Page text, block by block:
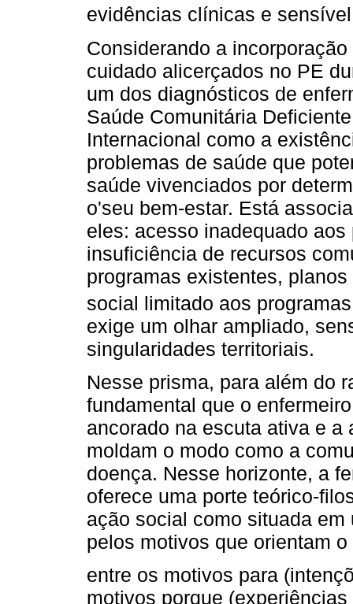
evidências clínicas e
Considerando a
cuidado alicerçados no PE
um dos diagnósticos de
Saúde Comunitária
Internacional como a
problemas de saúde que
saúde vivenciados por
o'seu bem-estar. Está
eles: acesso inadequado
insuficiência de recursos
programas existentes,
social limitado aos
exige um olhar ampliado,
singularidades territoriais.
Nesse prisma, para além do
fundamental que o
ancorado na escuta ativa e
moldam o modo como a
doença. Nesse horizonte, a
oferece uma porte teórico-
ação social como situada
pelos motivos que orientam
entre os motivos para
motivos porque